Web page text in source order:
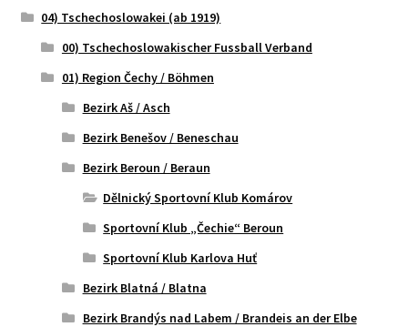
04) Tschechoslowakei (ab 1919)
00) Tschechoslowakischer Fussball Verband
01) Region Čechy / Böhmen
Bezirk Aš / Asch
Bezirk Benešov / Beneschau
Bezirk Beroun / Beraun
Dělnický Sportovní Klub Komárov
Sportovní Klub „Čechie“ Beroun
Sportovní Klub Karlova Huť
Bezirk Blatná / Blatna
Bezirk Brandýs nad Labem / Brandeis an der Elbe